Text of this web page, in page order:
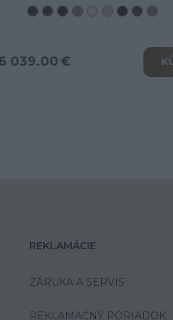
od 3 466.00 €
REKLAMÁCIE
ZÁRUKA A SERVIS
REKLAMAČNÝ PORIADOK